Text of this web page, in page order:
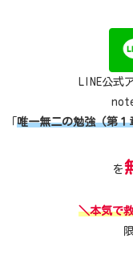
LINE公式
唯一無二の勉強（第
を
＼本気で